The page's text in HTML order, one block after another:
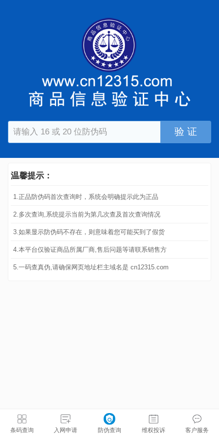
验 证
温馨提示：
1.正品防伪码首次查询时，系统会明确提示此为正品
2.多次查询,系统提示当前为第几次查及首次查询情况
3.如果显示防伪码不存在，则意味着您可能买到了假货
4.本平台仅验证商品所属厂商,售后问题等请联系销售方
5.一码查真伪,请确保网页地址栏主域名是 cn12315.com
条码查询 入网申请 防伪查询 维权投诉 客户服务